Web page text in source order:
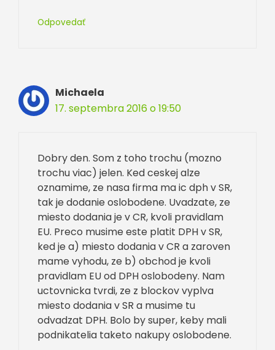
Odpovedať
Michaela
17. septembra 2016 o 19:50
Dobry den. Som z toho trochu (mozno
trochu viac) jelen. Ked ceskej alze
oznamime, ze nasa firma ma ic dph v SR,
tak je dodanie oslobodene. Uvadzate, ze
miesto dodania je v CR, kvoli pravidlam
EU. Preco musime este platit DPH v SR,
ked je a) miesto dodania v CR a zaroven
mame vyhodu, ze b) obchod je kvoli
pravidlam EU od DPH oslobodeny. Nam
uctovnicka tvrdi, ze z blockov vyplva
miesto dodania v SR a musime tu
odvadzat DPH. Bolo by super, keby mali
podnikatelia taketo nakupy oslobodene.